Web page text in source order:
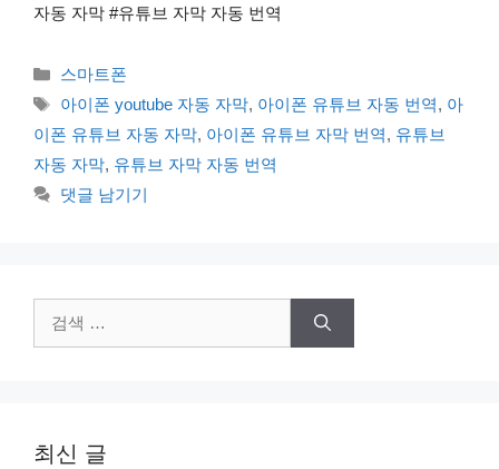
자동 자막 #유튜브 자막 자동 번역
카
테
고
리
스마트폰
태
그
아이폰 youtube 자동 자막, 아이폰 유튜브 자동 번역, 아
이폰 유튜브 자동 자막, 아이폰 유튜브 자막 번역, 유튜브
자동 자막, 유튜브 자막 자동 번역
댓글 남기기
색:
최신 글